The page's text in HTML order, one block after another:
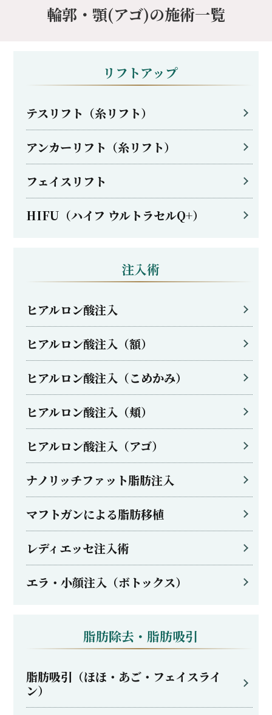
輪郭・顎(アゴ)の施術一覧
リフトアップ
テスリフト（糸リフト）
アンカーリフト（糸リフト）
フェイスリフト
HIFU（ハイフ ウルトラセルQ+）
注入術
ヒアルロン酸注入
ヒアルロン酸注入（額）
ヒアルロン酸注入（こめかみ）
ヒアルロン酸注入（頬）
ヒアルロン酸注入（アゴ）
ナノリッチファット脂肪注入
マフトガンによる脂肪移植
レディエッセ注入術
エラ・小顔注入（ボトックス）
脂肪除去・脂肪吸引
脂肪吸引（ほほ・あご・フェイスライ
ン）